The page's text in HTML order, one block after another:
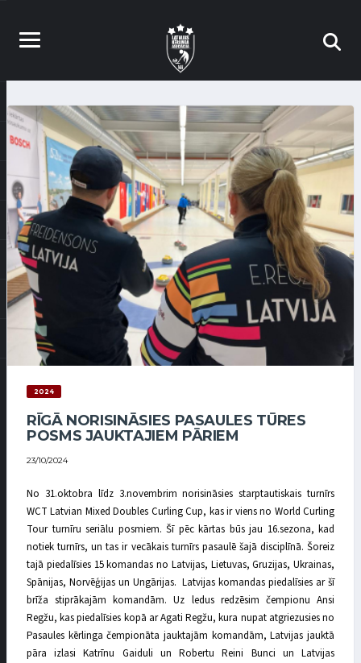
2024
RĪGĀ NORISINĀSIES PASAULES TŪRES
POSMS JAUKTAJIEM PĀRIEM
23/10/2024
No 31.oktobra līdz 3.novembrim norisināsies starptautiskais turnīrs
WCT Latvian Mixed Doubles Curling Cup, kas ir viens no World Curling
Tour turnīru seriālu posmiem. Šī pēc kārtas būs jau 16.sezona, kad
notiek turnīrs, un tas ir vecākais turnīrs pasaulē šajā disciplīnā. Šoreiz
tajā piedalīsies 15 komandas no Latvijas, Lietuvas, Gruzijas, Ukrainas,
Spānijas, Norvēģijas un Ungārijas. Latvijas komandas piedalīsies ar šī
brīža stiprākajām komandām. Uz ledus redzēsim čempionu Ansi
Regžu, kas piedalīsies kopā ar Agati Regžu, kura nupat atgriezusies no
Pasaules kērlinga čempionāta jauktajām komandām, Latvijas jauktā
pāra izlasi Katrīnu Gaiduli un Robertu Reini Bunci un Latvijas